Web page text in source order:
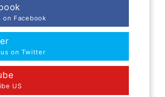
on Facebook
on Twitter
US